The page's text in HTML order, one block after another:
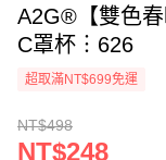
A2G®【雙色
C罩杯︙626
超取滿NT$699免運
NT$498
NT$248